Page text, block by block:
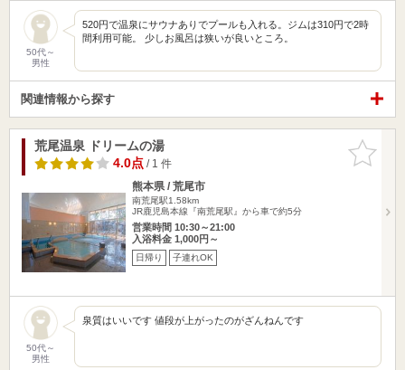
50代～
男性
520円で温泉にサウナありでプールも入れる。ジムは310円で2時
間利用可能。 少しお風呂は狭いが良いところ。
関連情報から探す
お気に入
りに追加
荒尾温泉 ドリームの湯
4.0点/ 1 件
熊本県 / 荒尾市
南荒尾駅1.58km
JR鹿児島本線『南荒尾駅』から車で約5分
営業時間 10:30～21:00
入浴料金 1,000円～
日帰り 子連れOK
50代～
男性
泉質はいいです 値段が上がったのがざんねんです